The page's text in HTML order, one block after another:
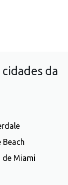
da
Beach
Miami